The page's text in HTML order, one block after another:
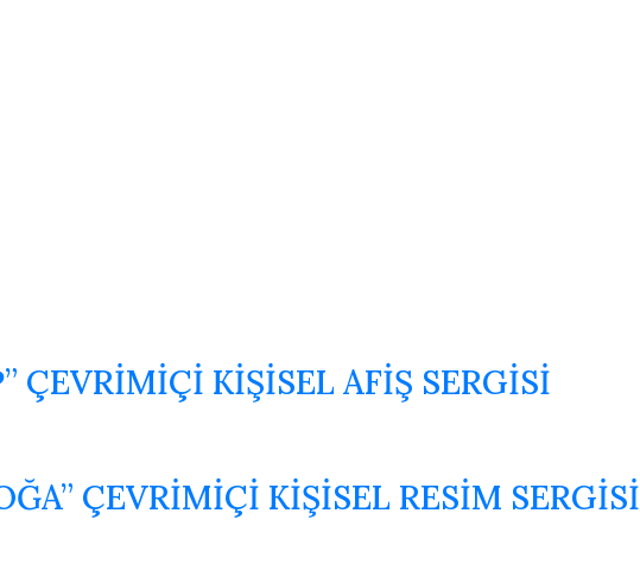
ÇEVRİMİÇİ KİŞİSEL AFİŞ SERGİSİ
ÇEVRİMİÇİ KİŞİSEL RESİM SERGİSİ